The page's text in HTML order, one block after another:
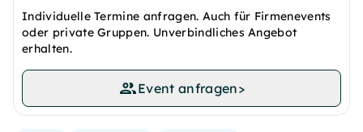
Individuelle Termine anfragen. Auch für Firmenevents
oder private Gruppen. Unverbindliches Angebot
erhalten.
Event anfragen>